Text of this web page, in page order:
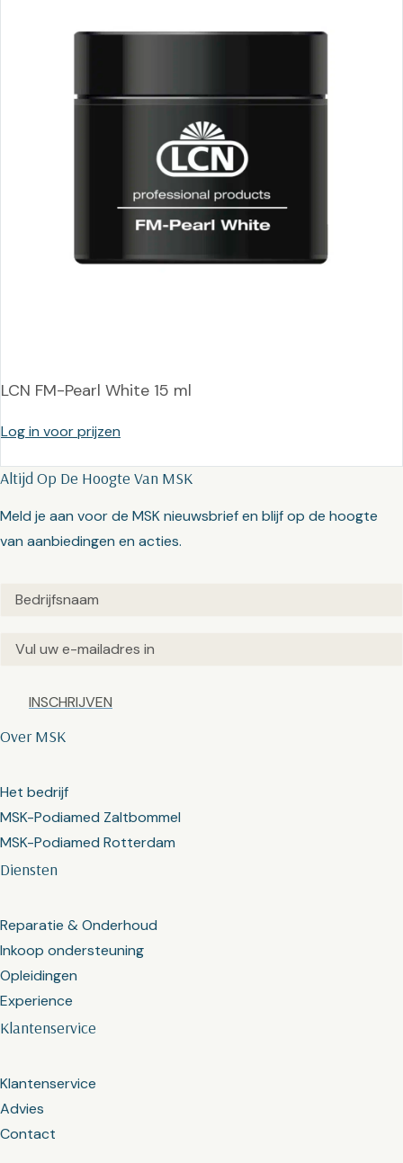
LCN FM-Pearl White 15 ml
Log in voor prijzen
Klantenservice
Klantenservice
Advies
Contact
Diensten
Reparatie & Onderhoud
Inkoop ondersteuning
Opleidingen
Experience
Over MSK
Het bedrijf
MSK-Podiamed Zaltbommel
MSK-Podiamed Rotterdam
Altijd Op De Hoogte Van MSK
Meld je aan voor de MSK nieuwsbrief en blijf op de hoogte
van aanbiedingen en acties.
Untitled(Vereist)
Email(Vereist)
Captcha